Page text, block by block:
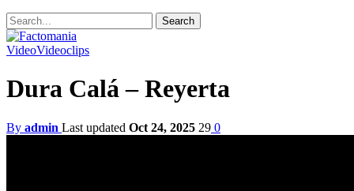
VideoVideoclips
Dura Calá – Reyerta
By admin Last updated Oct 24, 2025 29 0